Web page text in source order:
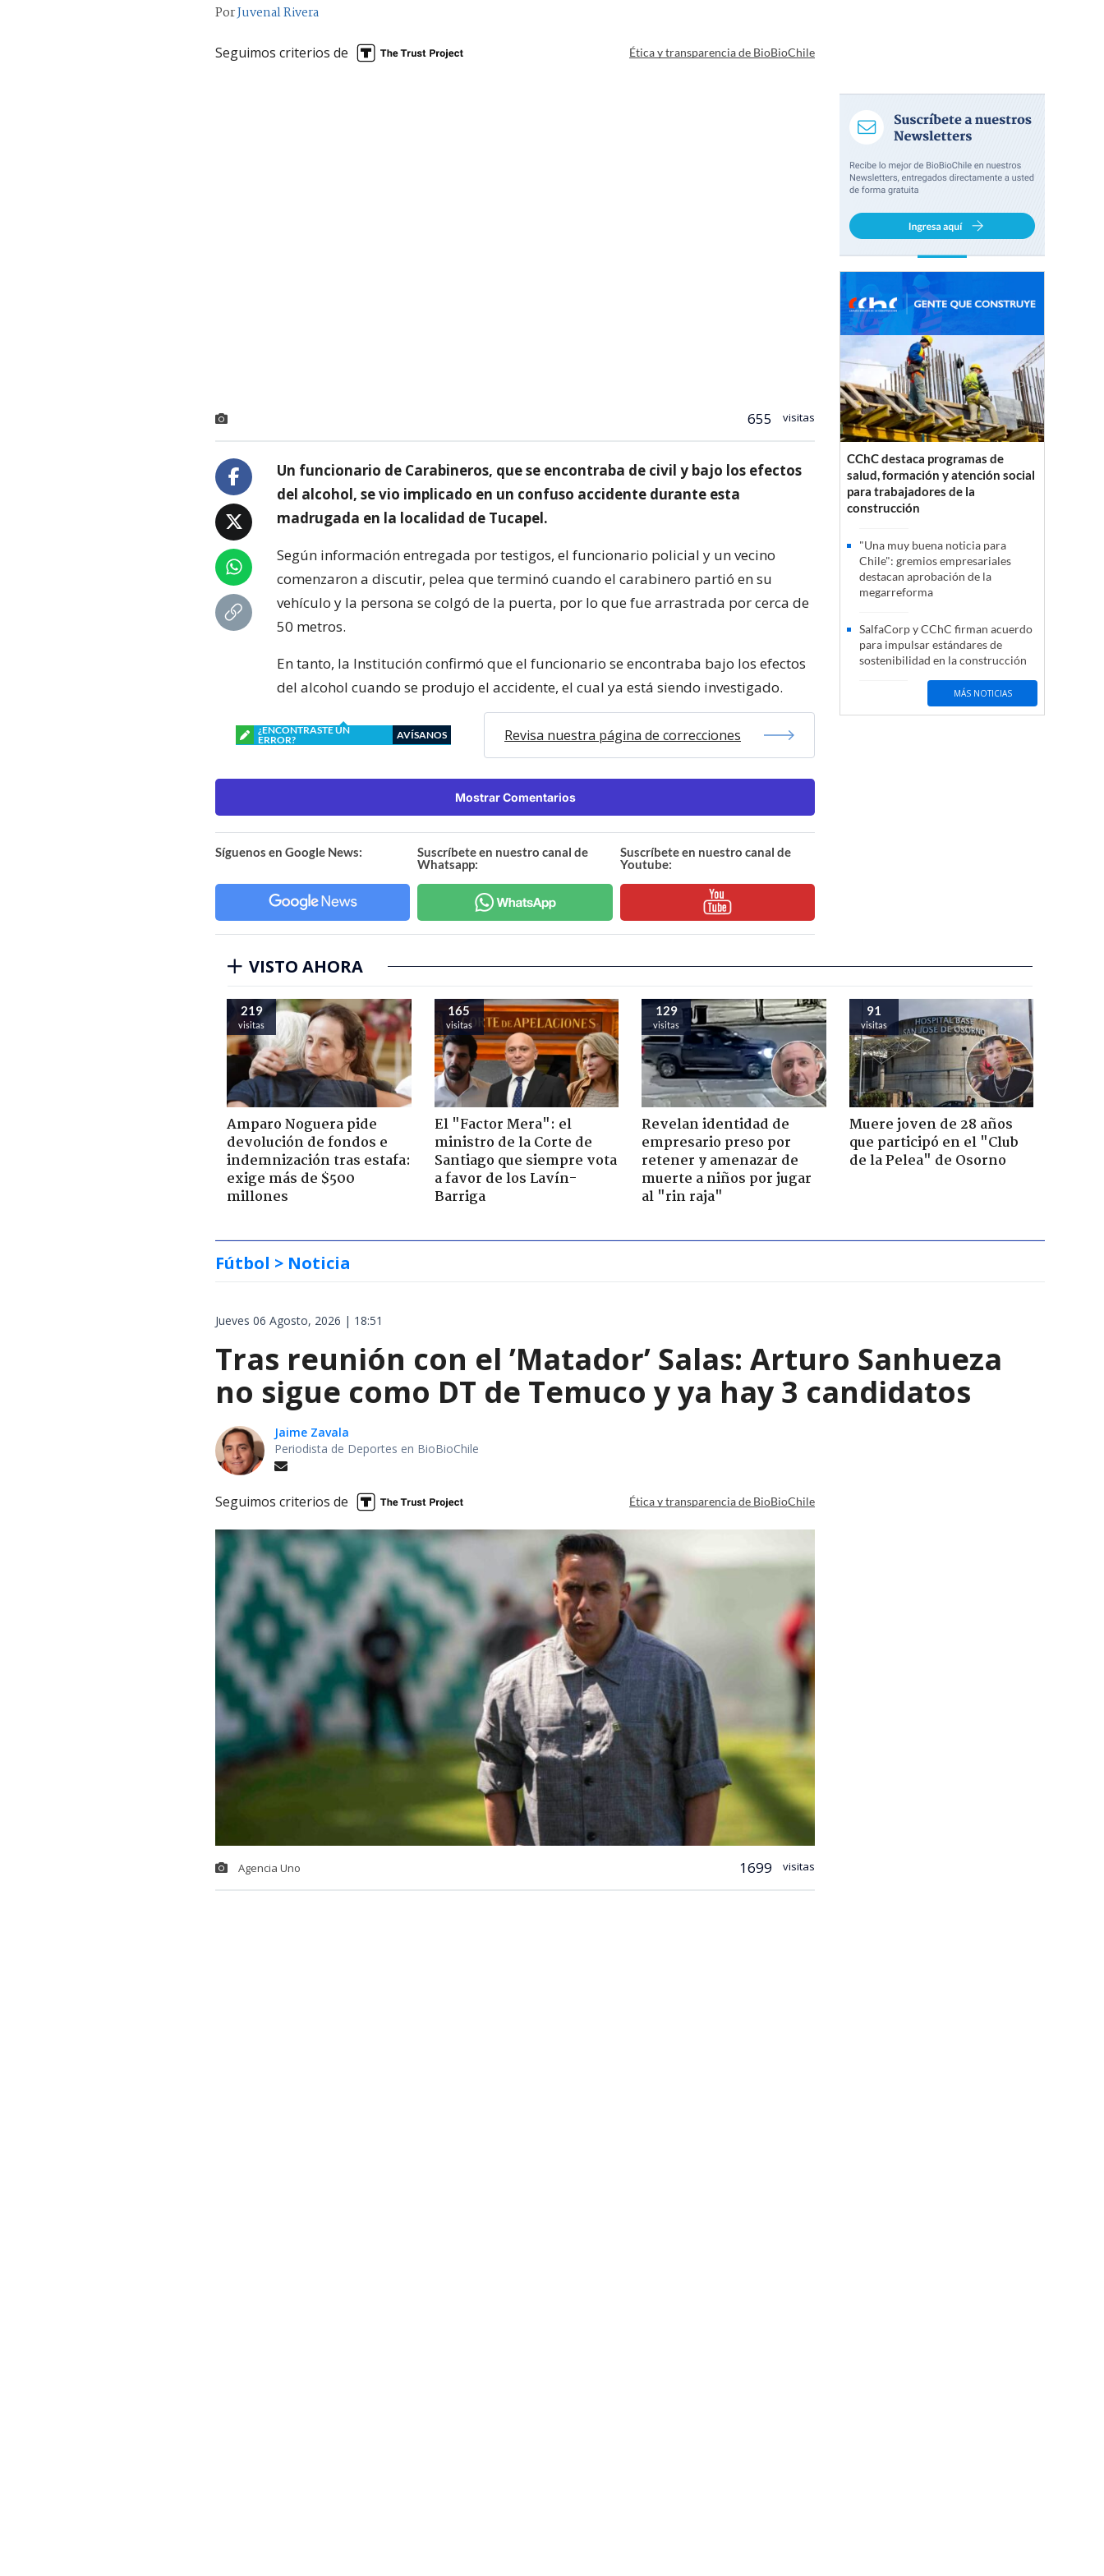
PorJuvenal Rivera
Seguimos criterios de Ética y transparencia de BioBioChile
655 visitas
Un funcionario de Carabineros, que se encontraba de civil y bajo los efectos
del alcohol, se vio implicado en un confuso accidente durante esta
madrugada en la localidad de Tucapel.
Según información entregada por testigos, el funcionario policial y un vecino
comenzaron a discutir, pelea que terminó cuando el carabinero partió en su
vehículo y la persona se colgó de la puerta, por lo que fue arrastrada por cerca de
50 metros.
En tanto, la Institución confirmó que el funcionario se encontraba bajo los efectos
del alcohol cuando se produjo el accidente, el cual ya está siendo investigado.
¿ENCONTRASTE UN
ERROR?
AVÍSANOS Revisa nuestra página de correcciones
Mostrar Comentarios
Síguenos en Google News:
Suscríbete en nuestro canal de
Whatsapp:
Suscríbete en nuestro canal de
Youtube:
CChC destaca programas de
salud, formación y atención social
para trabajadores de la
construcción
"Una muy buena noticia para
Chile": gremios empresariales
destacan aprobación de la
megarreforma
SalfaCorp y CChC firman acuerdo
para impulsar estándares de
sostenibilidad en la construcción
MÁS NOTICIAS
VISTO AHORA
219
visitas
Amparo Noguera pide
devolución de fondos e
indemnización tras estafa:
exige más de $500
millones
165
visitas
El "Factor Mera": el
ministro de la Corte de
Santiago que siempre vota
a favor de los Lavín-
Barriga
129
visitas
Revelan identidad de
empresario preso por
retener y amenazar de
muerte a niños por jugar
al "rin raja"
91
visitas
Muere joven de 28 años
que participó en el "Club
de la Pelea" de Osorno
Fútbol > Noticia
Jueves 06 Agosto, 2026 | 18:51
Tras reunión con el ’Matador’ Salas: Arturo Sanhueza
no sigue como DT de Temuco y ya hay 3 candidatos
Jaime Zavala
Periodista de Deportes en BioBioChile
Seguimos criterios de Ética y transparencia de BioBioChile
Agencia Uno 1699 visitas